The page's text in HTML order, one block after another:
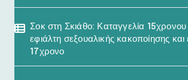
Σοκ στη Σκιάθο: Καταγγελία 15χρονου
εφιάλτη σεξουαλικής κακοποίησης
17χρονο